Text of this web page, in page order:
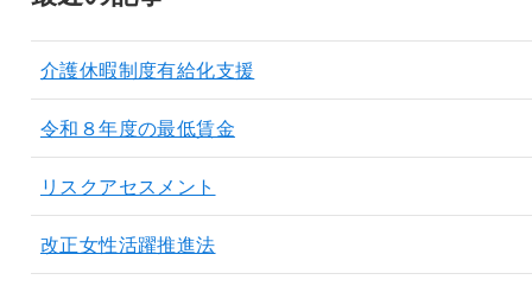
介護休暇制度有給化支援
令和８年度の最低賃金
リスクアセスメント
改正女性活躍推進法